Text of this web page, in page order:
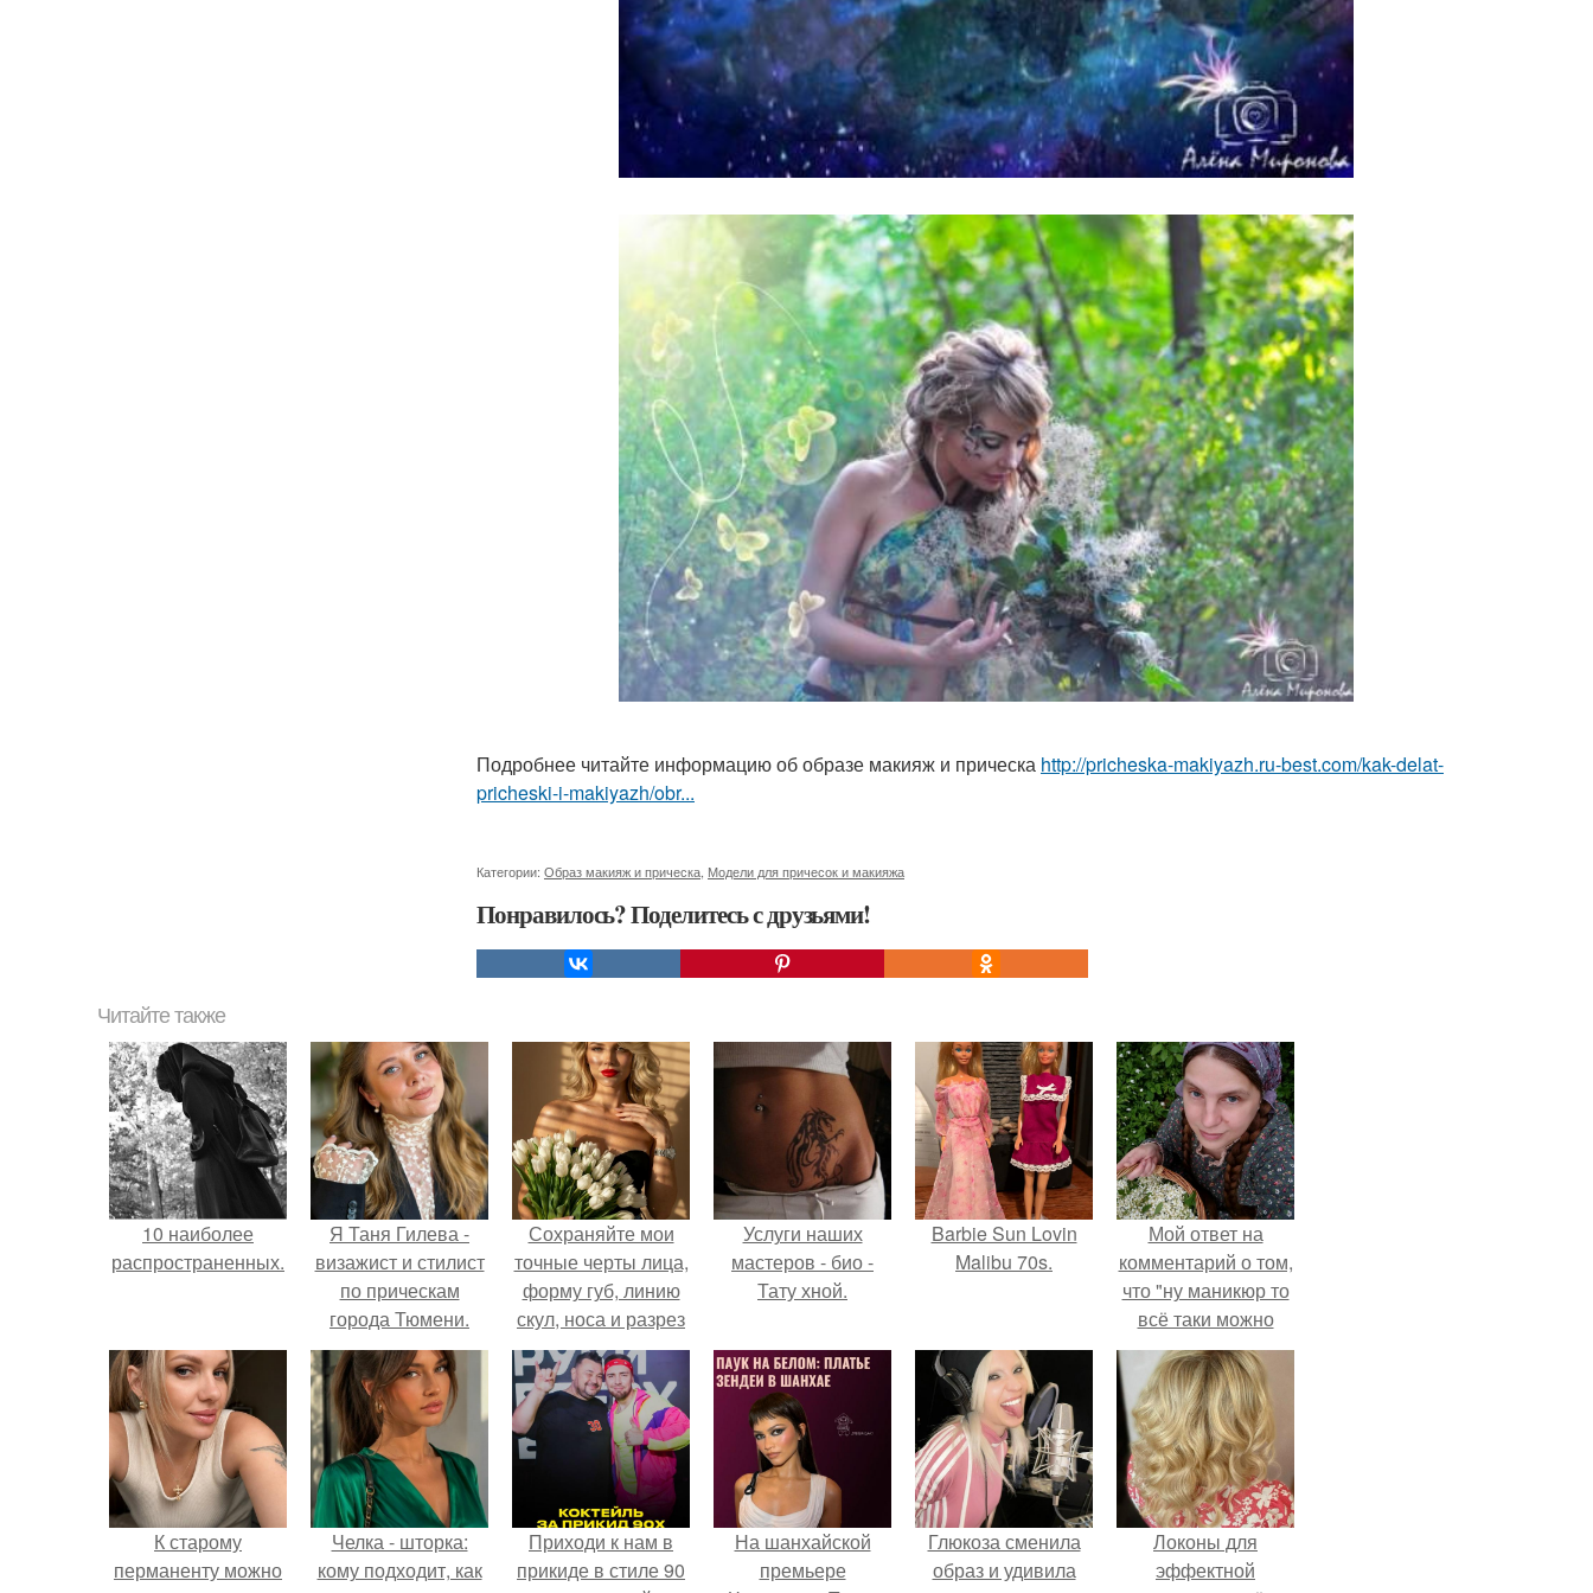
Подробнее читайте информацию об образе макияж и прическа http://pricheska-makiyazh.ru-best.com/kak-delat-
pricheski-i-makiyazh/obr...
Категории: Образ макияж и прическа, Модели для причесок и макияжа
Понравилось? Поделитесь с друзьями!
Читайте также
10 наиболее
распространенных.
Я Таня Гилева -
визажист и стилист
по прическам
города Тюмени.
Сохраняйте мои
точные черты лица,
форму губ, линию
скул, носа и разрез
глаз.
Услуги наших
мастеров - био -
Тату хной.
Barbie Sun Lovin
Malibu 70s.
Мой ответ на
комментарий о том,
что "ну маникюр то
всё таки можно
было бы сделать.
К старому
перманенту можно
Челка - шторка:
кому подходит, как
Приходи к нам в
прикиде в стиле 90
На шанхайской
премьере
Глюкоза сменила
образ и удивила
Локоны для
эффектной